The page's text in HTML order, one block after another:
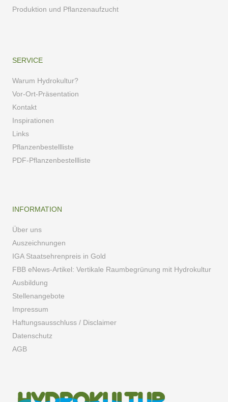
Produktion und Pflanzenaufzucht
SERVICE
Warum Hydrokultur?
Vor-Ort-Präsentation
Kontakt
Inspirationen
Links
Pflanzenbestellliste
PDF-Pflanzenbestellliste
INFORMATION
Über uns
Auszeichnungen
IGA Staatsehrenpreis in Gold
FBB eNews-Artikel: Vertikale Raumbegrünung mit Hydrokultur
Ausbildung
Stellenangebote
Impressum
Haftungsausschluss / Disclaimer
Datenschutz
AGB